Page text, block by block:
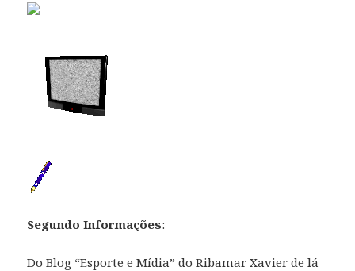
Segundo Informações:
Do Blog “Esporte e Mídia” do Ribamar Xavier de lá